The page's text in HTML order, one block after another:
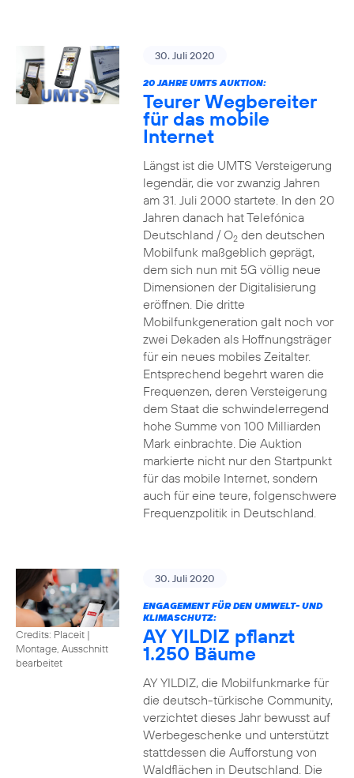
30. Juli 2020
20 JAHRE UMTS AUKTION:
Teurer Wegbereiter
für das mobile
Internet
Längst ist die UMTS Versteigerung
legendär, die vor zwanzig Jahren
am 31. Juli 2000 startete. In den 20
Jahren danach hat Telefónica
Deutschland / O2den deutschen
Mobilfunk maßgeblich geprägt,
dem sich nun mit 5G völlig neue
Dimensionen der Digitalisierung
eröffnen. Die dritte
Mobilfunkgeneration galt noch vor
zwei Dekaden als Hoffnungsträger
für ein neues mobiles Zeitalter.
Entsprechend begehrt waren die
Frequenzen, deren Versteigerung
dem Staat die schwindelerregend
hohe Summe von 100 Milliarden
Mark einbrachte. Die Auktion
markierte nicht nur den Startpunkt
für das mobile Internet, sondern
auch für eine teure, folgenschwere
Frequenzpolitik in Deutschland.
Credits: Placeit |
Montage, Ausschnitt
bearbeitet
30. Juli 2020
ENGAGEMENT FÜR DEN UMWELT- UND
KLIMASCHUTZ:
AY YILDIZ pflanzt
1.250 Bäume
AY YILDIZ, die Mobilfunkmarke für
die deutsch-türkische Community,
verzichtet dieses Jahr bewusst auf
Werbegeschenke und unterstützt
stattdessen die Aufforstung von
Waldflächen in Deutschland. Die